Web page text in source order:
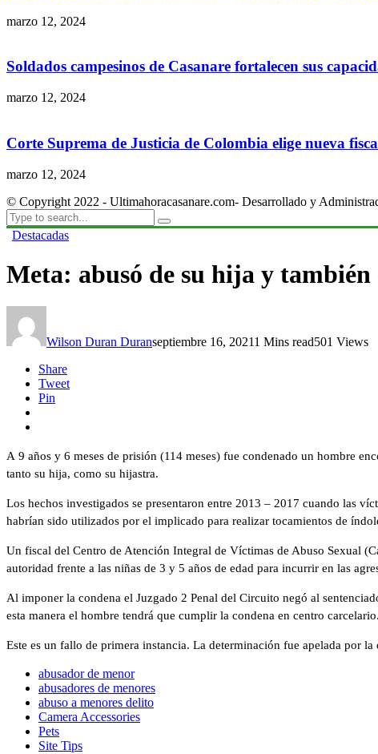
marzo 12, 2024
Soldados campesinos de Casanare fortalecen sus
marzo 12, 2024
Corte Suprema de Justicia de Colombia elige nueva
marzo 12, 2024
© Copyright 2022 - Ultimahoracasanare.com- Desarrollado y
Destacadas
Meta: abusó de su hija y
Wilson Duran Duranseptiembre 16, 20211 Mins read501 Views
Share
Tweet
Pin
A 9 años y 6 meses de prisión (114 meses) fue condenado un hombre
tanto su hija, como su hijastra.
Los hechos investigados se presentaron entre 2013 – 2017 cuando las
habrían sido utilizados por el implicado para realizar tocamientos de
Un fiscal del Centro de Atención Integral de Víctimas de Abuso Sexual
autoridad frente a las niñas de 3 y 5 años de edad para incurrir en las
Al imponer la condena el Juzgado 2 Penal del Circuito negó al
esta manera el hombre tendrá que cumplir la condena en centro carcelario.
Este es un fallo de primera instancia. La determinación fue apelada por la
abusador de menor
abusadores de menores
abuso a menores delito
Camera Accessories
Pets
Site Tips